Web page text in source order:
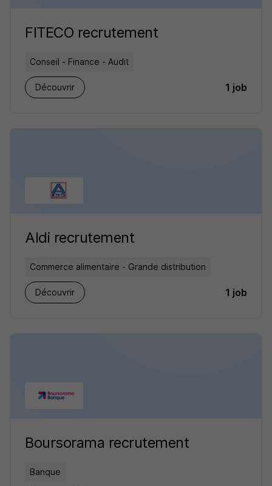
FITECO recrutement
Conseil - Finance - Audit
Découvrir 1 job
Aldi recrutement
Commerce alimentaire - Grande distribution
Découvrir 1 job
Boursorama recrutement
Banque